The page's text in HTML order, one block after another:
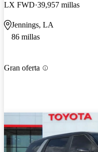
LX FWD 39,957 millas
Jennings, LA
86 millas
Gran oferta